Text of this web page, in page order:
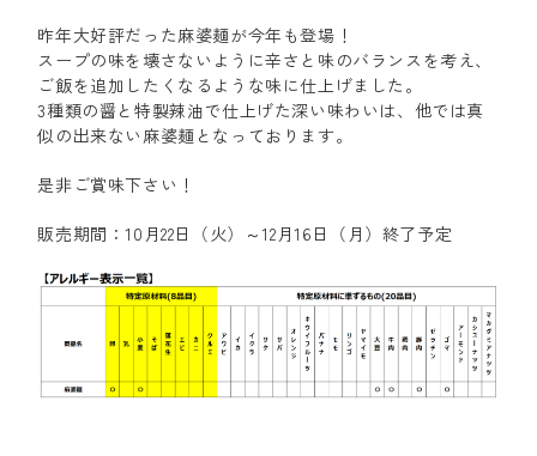
昨年大好評だった麻婆麺が今年も登場！
スープの味を壊さないように辛さと味のバランスを考え、
ご飯を追加したくなるような味に仕上げました。
3種類の醤と特製辣油で仕上げた深い味わいは、他では真
似の出来ない麻婆麺となっております。
是非ご賞味下さい！
販売期間：10月22日（火）～12月16日（月）終了予定